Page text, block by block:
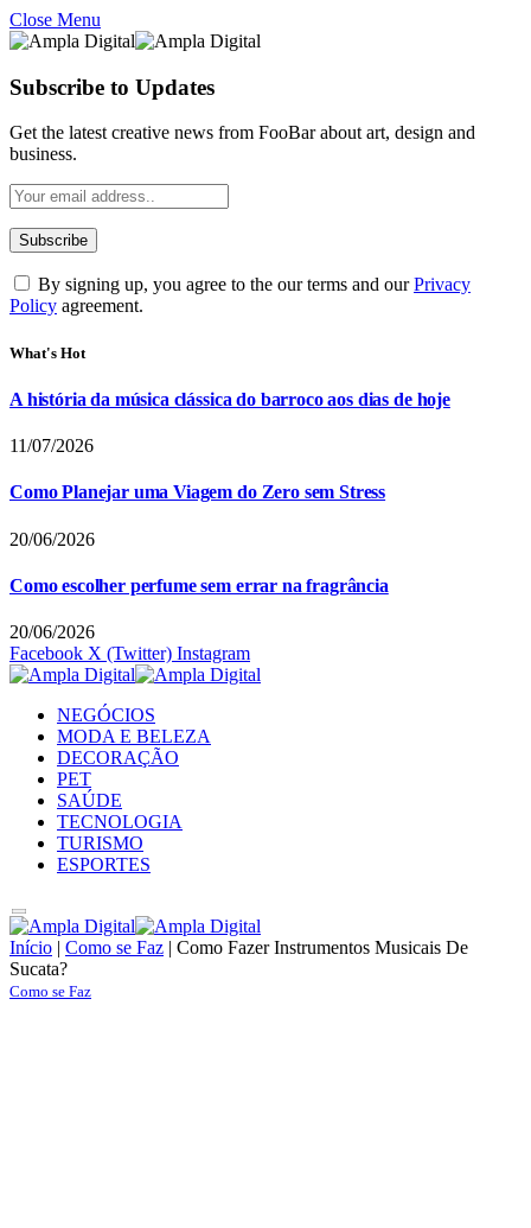
Close Menu
Subscribe to Updates
Get the latest creative news from FooBar about art, design and
business.
By signing up, you agree to the our terms and ourPrivacy
Policy agreement.
What's Hot
A história da música clássica do barroco aos dias de hoje
11/07/2026
Como Planejar uma Viagem do Zero sem Stress
20/06/2026
Como escolher perfume sem errar na fragrância
20/06/2026
Facebook X (Twitter) Instagram
NEGÓCIOS
MODA E BELEZA
DECORAÇÃO
PET
SAÚDE
TECNOLOGIA
TURISMO
ESPORTES
Início | Como se Faz | Como Fazer Instrumentos Musicais De
Sucata?
Como se Faz